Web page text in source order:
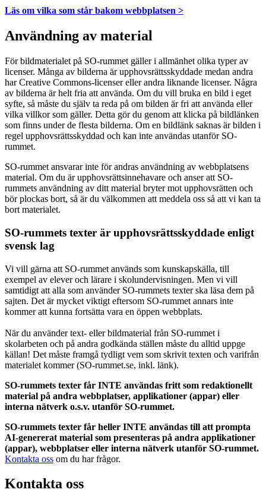
Läs om vilka som står bakom webbplatsen >
Användning av material
För bildmaterialet på SO-rummet gäller i allmänhet olika typer av
licenser. Många av bilderna är upphovsrättsskyddade medan andra
har Creative Commons-licenser eller andra liknande licenser. Några
av bilderna är helt fria att använda. Om du vill bruka en bild i eget
syfte, så måste du själv ta reda på om bilden är fri att använda eller
vilka villkor som gäller. Detta gör du genom att klicka på bildlänken
som finns under de flesta bilderna. Om en bildlänk saknas är bilden i
regel upphovsrättsskyddad och kan inte användas utanför SO-
rummet.
SO-rummet ansvarar inte för andras användning av webbplatsens
material. Om du är upphovsrättsinnehavare och anser att SO-
rummets användning av ditt material bryter mot upphovsrätten och
bör plockas bort, så är du välkommen att meddela oss så att vi kan ta
bort materialet.
SO-rummets texter är upphovsrättsskyddade enligt
svensk lag
Vi vill gärna att SO-rummet används som kunskapskälla, till
exempel av elever och lärare i skolundervisningen. Men vi vill
samtidigt att alla som använder SO-rummets texter ska läsa dem på
sajten. Det är mycket viktigt eftersom SO-rummet annars inte
kommer att kunna fortsätta vara en öppen webbplats.
När du använder text- eller bildmaterial från SO-rummet i
skolarbeten och på andra godkända ställen måste du alltid uppge
källan! Det måste framgå tydligt vem som skrivit texten och varifrån
materialet kommer (SO-rummet.se, inkl. länk).
SO-rummets texter får INTE användas fritt som redaktionellt
material på andra webbplatser, applikationer (appar) eller
interna nätverk o.s.v. utanför SO-rummet.
SO-rummets texter får heller INTE användas till att prompta
AI-genererat material som presenteras på andra applikationer
(appar), webbplatser eller interna nätverk utanför SO-rummet.
Kontakta oss om du har frågor.
Kontakta oss